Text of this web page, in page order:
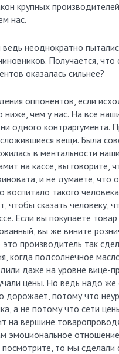
крупных
нас.
неоднократно
Получается, что
оказалась сильнее?
оппонентов, если
ниже, чем у нас. На все
одного контраргумента.
вещи. Была
в ментальности
на кассе, вы говорите,
и не думаете, что
воспитало такого
чтобы сказать человеку,
Если вы покупаете
вы же вините
производитель так
когда подсолнечное
даже на уровне вице-
цены. Но ведь надо же
дорожает, потому что
а не потому что сети
на вершине
эмоциональное
посмотрите, то мы сделали